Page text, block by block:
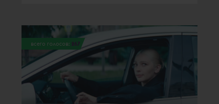
всего голосов: 267